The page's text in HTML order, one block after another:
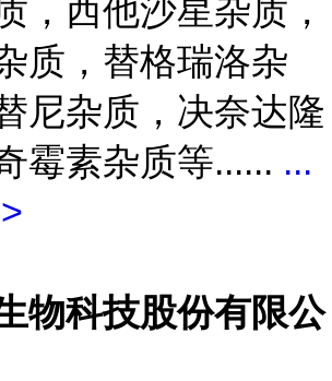
，西他沙星杂质，
质，替格瑞洛杂
尼杂质，决奈达隆
霉素杂质等...... ...
物科技股份有限公